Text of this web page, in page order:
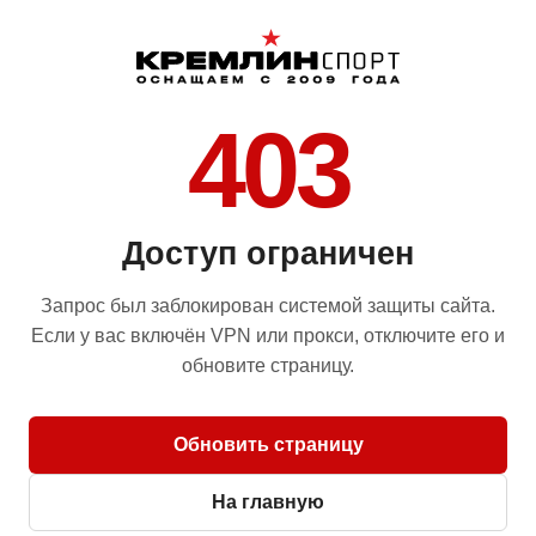
403
Доступ ограничен
Запрос был заблокирован системой защиты сайта.
Если у вас включён VPN или прокси, отключите его и
обновите страницу.
Обновить страницу
На главную